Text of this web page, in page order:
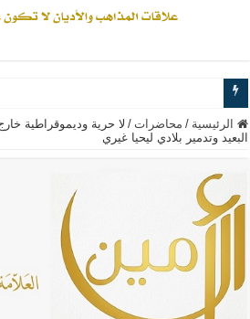
www.alamine.net
إذا كان التسنن هو الإيمان بسنة رسول الله (
علاقات المذاهب والأديان لا يجوز أن تكون على
لن تحمينا مذاهبنا ولا طوائفنا ولا أحزابنا ولا
المذاهب ليست قدرًا لا يمكن تجاوزه
ليست المنفعة تأتي من إسلامية النّظام كما لا
الرئيسية / محاضرات / لا حرية وديموقراطية
البعيد وتدمير بلادي ليحيا غيري